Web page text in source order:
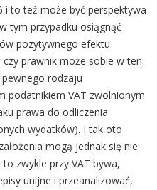
i to też może być perspektywa
tym przypadku osiągnąć
pozytywnego efektu
prawnik może sobie w ten
rodzaju
podatnikiem VAT zwolnionym
prawa do odliczenia
wydatków). I tak oto
mogą jednak się nie
zwykle przy VAT bywa,
unijne i przeanalizować,